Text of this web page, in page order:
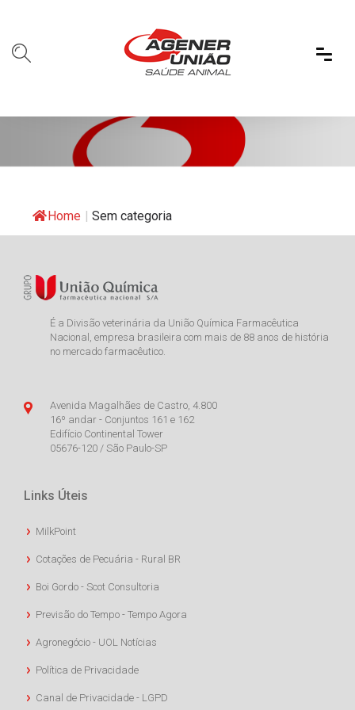
Home | Sem categoria
É a Divisão veterinária da União Química Farmacêutica
Nacional, empresa brasileira com mais de 88 anos de história
no mercado farmacêutico.
Avenida Magalhães de Castro, 4.800
16º andar - Conjuntos 161 e 162
Edifício Continental Tower
05676-120 / São Paulo-SP
Links Úteis
MilkPoint
Cotações de Pecuária - Rural BR
Boi Gordo - Scot Consultoria
Previsão do Tempo - Tempo Agora
Agronegócio - UOL Notícias
Política de Privacidade
Canal de Privacidade - LGPD